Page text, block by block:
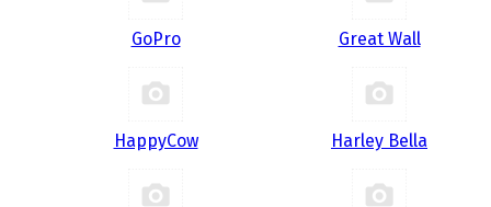
GoPro Great Wall
HappyCow Harley Bella